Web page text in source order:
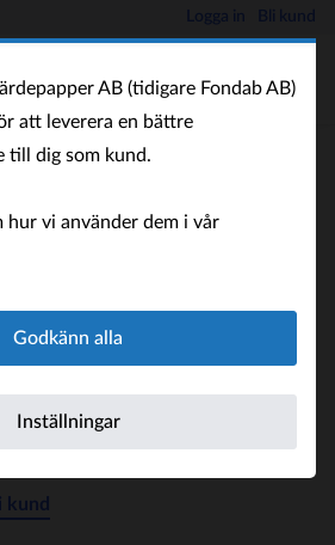
Logga in Bli kund
ditt fondsparande.
Logga in med BankID
kund
AB (tidigare Fondab AB)
att leverera en bättre
till dig som kund.
hur vi använder dem i vår
Godkänn alla
Inställningar